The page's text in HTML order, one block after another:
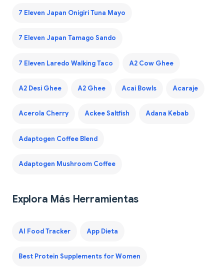
7 Eleven Japan Onigiri Tuna Mayo
7 Eleven Japan Tamago Sando
7 Eleven Laredo Walking Taco A2 Cow Ghee
A2 Desi Ghee A2 Ghee Acai Bowls Acaraje
Acerola Cherry Ackee Saltfish Adana Kebab
Adaptogen Coffee Blend
Adaptogen Mushroom Coffee
Explora Más Herramientas
AI Food Tracker App Dieta
Best Protein Supplements for Women